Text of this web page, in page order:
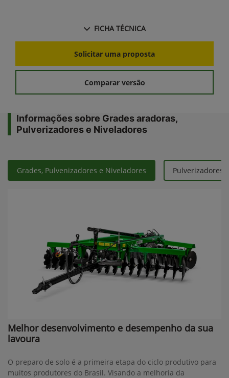
FICHA TÉCNICA
Solicitar uma proposta
Comparar versão
Informações sobre Grades aradoras,
Pulverizadores e Niveladores
Grades, Pulvenizadores e Niveladores Pulverizadores
Melhor desenvolvimento e desempenho da sua
lavoura
O preparo de solo é a primeira etapa do ciclo produtivo para
muitos produtores do Brasil. Visando a melhoria da